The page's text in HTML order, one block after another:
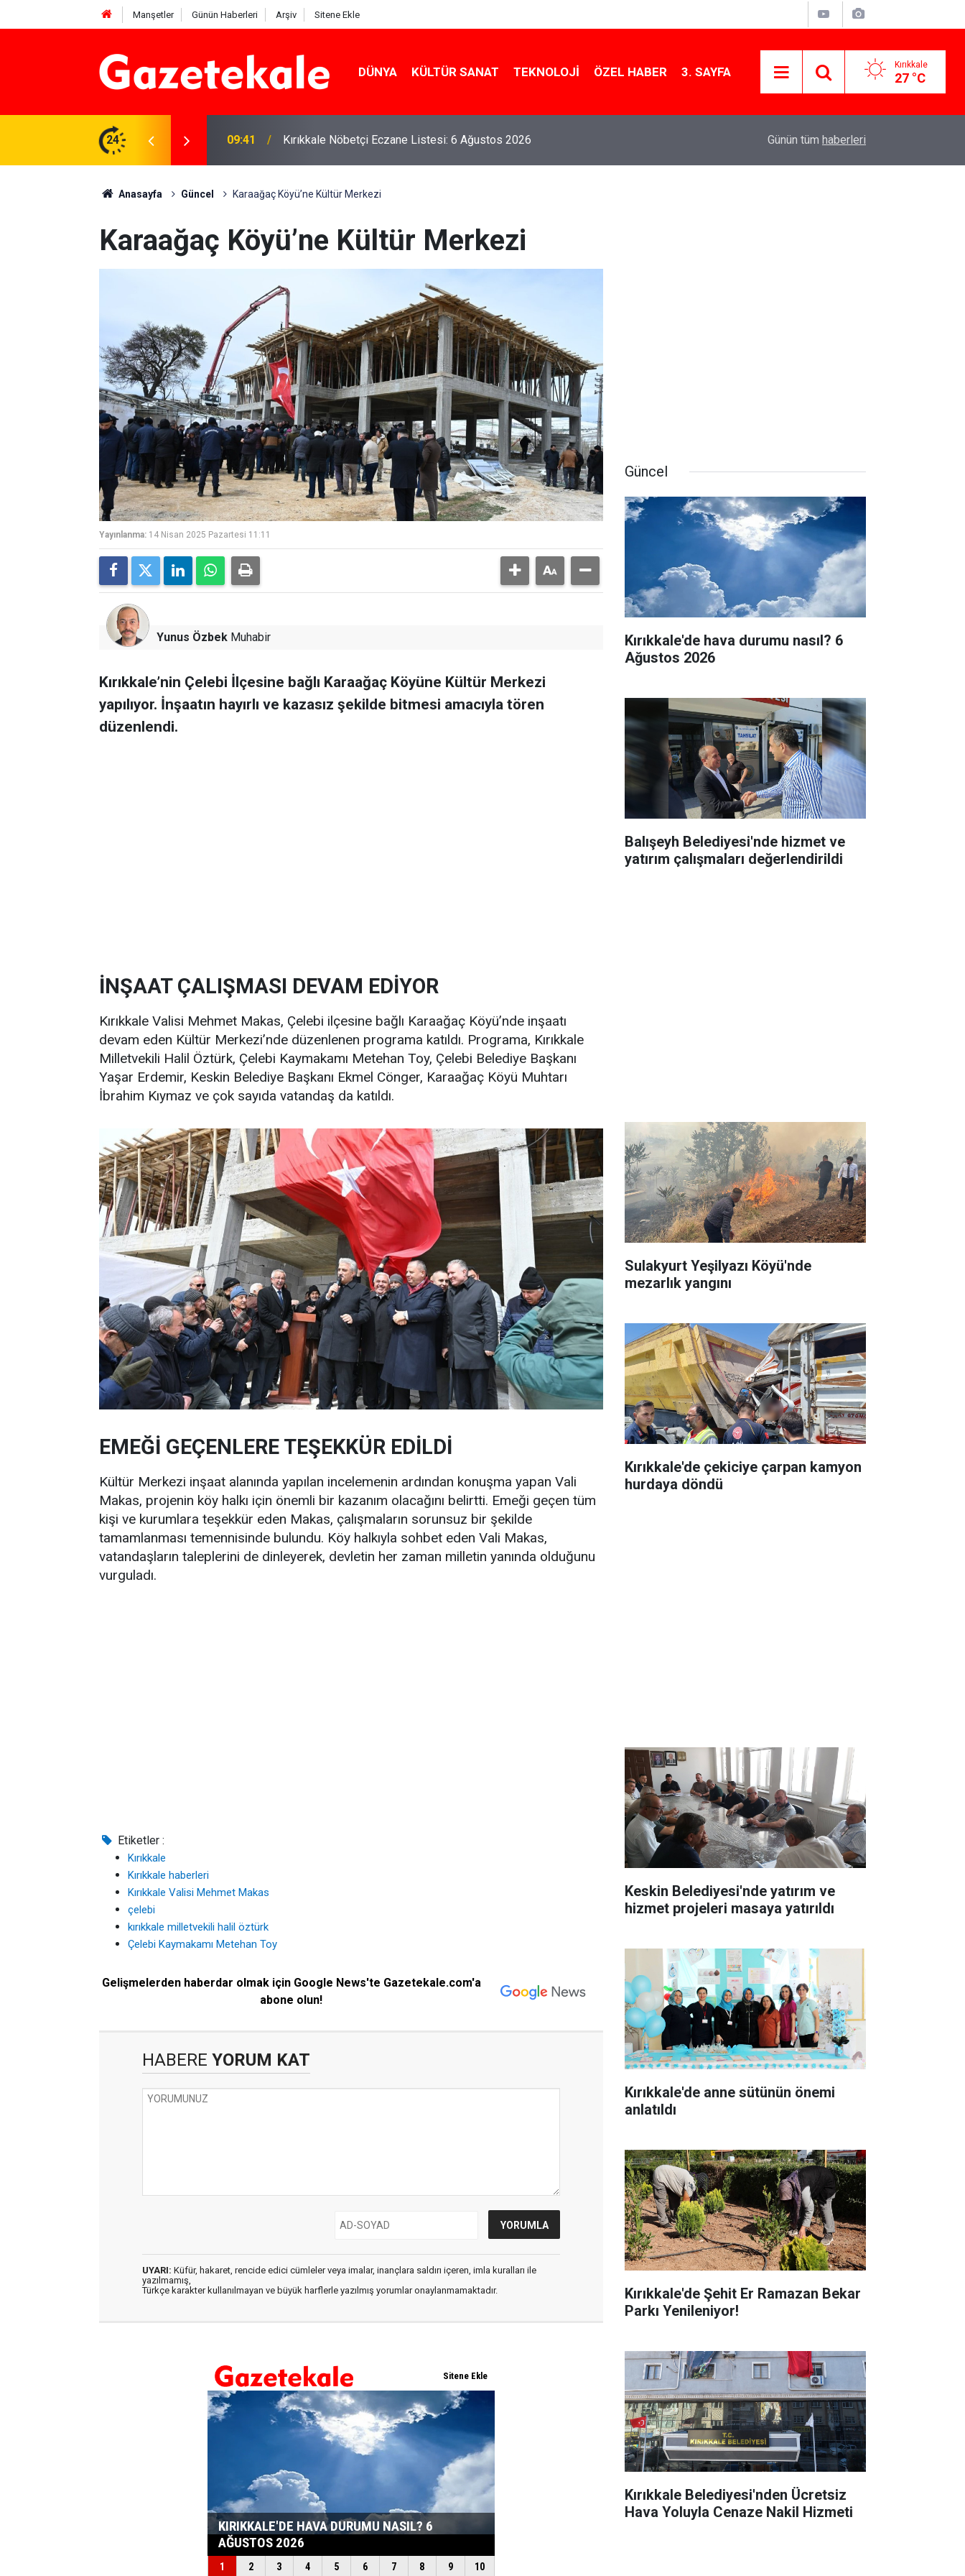
Manşetler Günün Haberleri Arşiv Sitene Ekle
DÜNYA KÜLTÜR SANAT TEKNOLOJI ÖZEL HABER 3. SAYFA Kırıkkale
27 °C
24 09:41 Kırıkkale Nöbetçi Eczane Listesi: 6 Ağustos 2026 Kırıkkale'de altın fiyatları ne kadar? 6 Ağustos
Günün tüm haberleri
Anasayfa Güncel Karaağaç Köyü’ne Kültür Merkezi
Karaağaç Köyü’ne Kültür Merkezi
Yayınlanma: 14 Nisan 2025 Pazartesi 11:11
Yunus Özbek Muhabir
Kırıkkale’nin Çelebi İlçesine bağlı Karaağaç Köyüne Kültür Merkezi
yapılıyor. İnşaatın hayırlı ve kazasız şekilde bitmesi amacıyla tören
düzenlendi.
İNŞAAT ÇALIŞMASI DEVAM EDİYOR
Kırıkkale Valisi Mehmet Makas, Çelebi ilçesine bağlı Karaağaç Köyü’nde inşaatı
devam eden Kültür Merkezi’nde düzenlenen programa katıldı. Programa, Kırıkkale
Milletvekili Halil Öztürk, Çelebi Kaymakamı Metehan Toy, Çelebi Belediye Başkanı
Yaşar Erdemir, Keskin Belediye Başkanı Ekmel Cönger, Karaağaç Köyü Muhtarı
İbrahim Kıymaz ve çok sayıda vatandaş da katıldı.
EMEĞİ GEÇENLERE TEŞEKKÜR EDİLDİ
Kültür Merkezi inşaat alanında yapılan incelemenin ardından konuşma yapan Vali
Makas, projenin köy halkı için önemli bir kazanım olacağını belirtti. Emeği geçen tüm
kişi ve kurumlara teşekkür eden Makas, çalışmaların sorunsuz bir şekilde
tamamlanması temennisinde bulundu. Köy halkıyla sohbet eden Vali Makas,
vatandaşların taleplerini de dinleyerek, devletin her zaman milletin yanında olduğunu
vurguladı.
Etiketler :
Kırıkkale
Kırıkkale haberleri
Kırıkkale Valisi Mehmet Makas
çelebi
kırıkkale milletvekili halil öztürk
Çelebi Kaymakamı Metehan Toy
Gelişmelerden haberdar olmak için Google News'te Gazetekale.com'a
abone olun!
HABERE YORUM KAT
UYARI: Küfür, hakaret, rencide edici cümleler veya imalar, inançlara saldırı içeren, imla kuralları ile
yazılmamış,
Türkçe karakter kullanılmayan ve büyük harflerle yazılmış yorumlar onaylanmamaktadır.
Güncel
Kırıkkale'de hava durumu nasıl? 6
Ağustos 2026
Balışeyh Belediyesi'nde hizmet ve
yatırım çalışmaları değerlendirildi
Sulakyurt Yeşilyazı Köyü'nde
mezarlık yangını
Kırıkkale'de çekiciye çarpan kamyon
hurdaya döndü
Keskin Belediyesi'nde yatırım ve
hizmet projeleri masaya yatırıldı
Kırıkkale'de anne sütünün önemi
anlatıldı
Kırıkkale'de Şehit Er Ramazan Bekar
Parkı Yenileniyor!
Kırıkkale Belediyesi'nden Ücretsiz
Hava Yoluyla Cenaze Nakil Hizmeti